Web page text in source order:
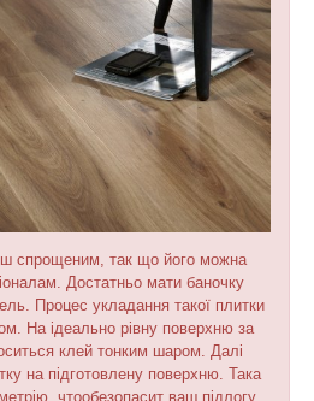
спрощеним, так що його можна
Достатньо мати баночку
Процес укладання такої плитки
На ідеально рівну поверхню за
клей тонким шаром. Далі
на підготовлену поверхню. Така
чтообезопасит ваш підлогу